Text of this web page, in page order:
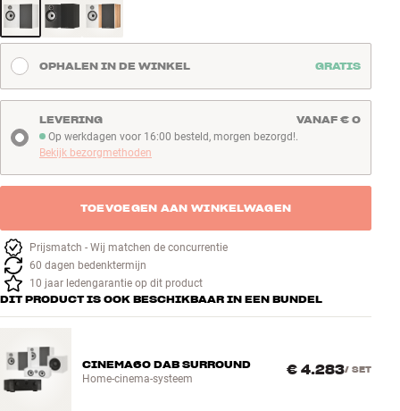
Inloggen
Klantenservice
Bouw met geluid
OPHALEN IN DE WINKEL GRATIS
Op werkdagen voor 16:00 besteld, morgen bezorgd!
Op werkdagen voor 16:00 besteld, morgen bezorgd!.
Bekijk bezorgmethoden
LEVERING VANAF € 0
TOEVOEGEN AAN WINKELWAGEN
Prijsmatch - Wij matchen de concurrentie
60 dagen bedenktermijn
10 jaar ledengarantie op dit product
DIT PRODUCT IS OOK BESCHIKBAAR IN EEN BUNDEL
CINEMA60 DAB SURROUND
Home-cinema-systeem
€ 4.283/ SET